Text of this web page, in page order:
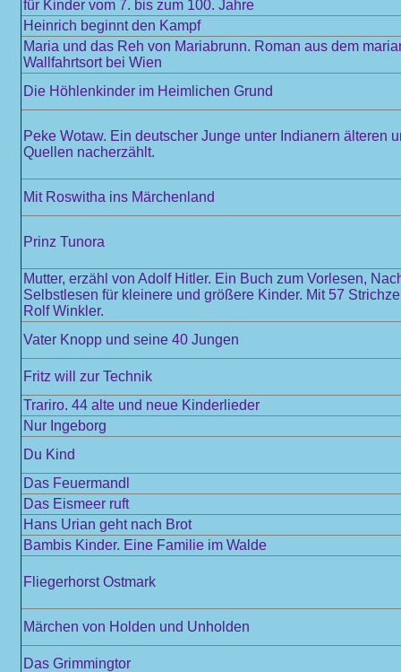
für Kinder vom 7. bis zum 100. Jahre
Heinrich beginnt den Kampf
Maria und das Reh von Mariabrunn. Roman aus dem
Wallfahrtsort bei Wien
Die Höhlenkinder im Heimlichen Grund
Peke Wotaw. Ein deutscher Junge unter Indianern älteren
Quellen nacherzählt.
Mit Roswitha ins Märchenland
Prinz Tunora
Mutter, erzähl von Adolf Hitler. Ein Buch zum Vorlesen,
Selbstlesen für kleinere und größere Kinder. Mit 57
Rolf Winkler.
Vater Knopp und seine 40 Jungen
Fritz will zur Technik
Trariro. 44 alte und neue Kinderlieder
Nur Ingeborg
Du Kind
Das Feuermandl
Das Eismeer ruft
Hans Urian geht nach Brot
Bambis Kinder. Eine Familie im Walde
Fliegerhorst Ostmark
Märchen von Holden und Unholden
Das Grimmingtor